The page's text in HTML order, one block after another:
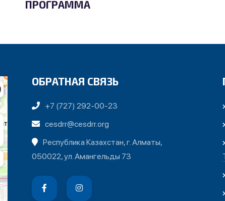
ПРОГРАММА
ОБРАТНАЯ СВЯЗЬ
+7 (727) 292-00-23
cesdrr@cesdrr.org
Республика Казахстан, г. Алматы,
050022, ул. Амангельды 73